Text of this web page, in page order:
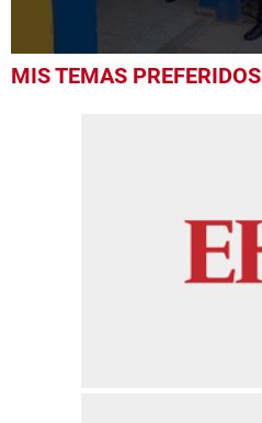
seconds
MIS TEMAS PREFERIDOS